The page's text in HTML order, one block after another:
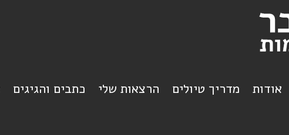
אודות מדריך טיולים הרצאות שלי כתבים והגיגים